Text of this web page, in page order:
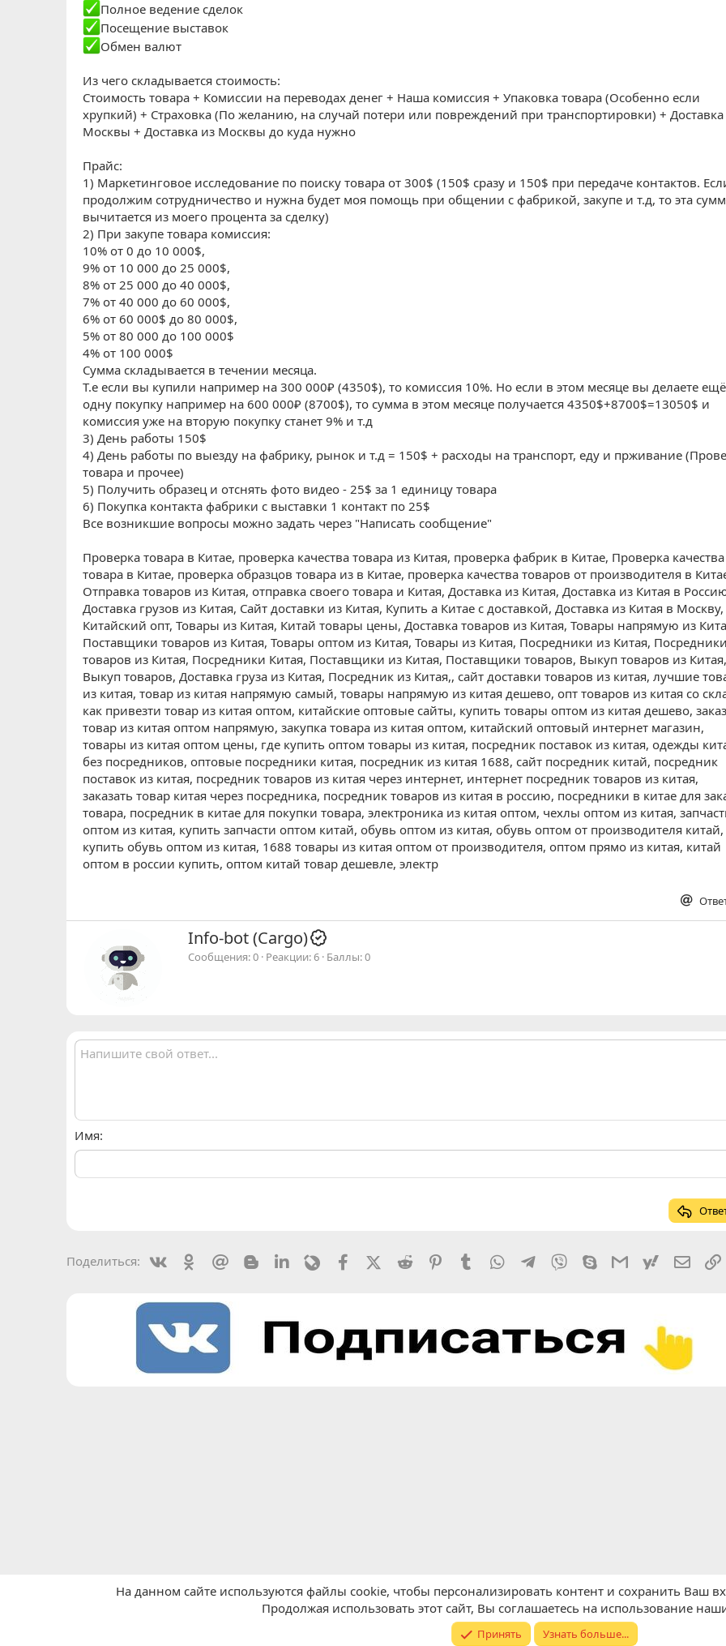
Полное ведение сделок
Посещение выставок
Обмен валют
Из чего складывается стоимость:
Стоимость товара + Комиссии на переводах денег + Наша комиссия + Упаковка товара (Особенно если
хрупкий) + Страховка (По желанию, на случай потери или повреждений при транспортировки) +
Москвы + Доставка из Москвы до куда нужно
Прайс:
1) Маркетинговое исследование по поиску товара от 300$ (150$ сразу и 150$ при передаче контактов.
продолжим сотрудничество и нужна будет моя помощь при общении с фабрикой, закупе и т.д, то эта
вычитается из моего процента за сделку)
2) При закупе товара комиссия:
10% от 0 до 10 000$,
9% от 10 000 до 25 000$,
8% от 25 000 до 40 000$,
7% от 40 000 до 60 000$,
6% от 60 000$ до 80 000$,
5% от 80 000 до 100 000$
4% от 100 000$
Сумма складывается в течении месяца.
Т.е если вы купили например на 300 000₽ (4350$), то комиссия 10%. Но если в этом месяце вы делаете ещё
одну покупку например на 600 000₽ (8700$), то сумма в этом месяце получается 4350$+8700$=13050$ и
комиссия уже на вторую покупку станет 9% и т.д
3) День работы 150$
4) День работы по выезду на фабрику, рынок и т.д = 150$ + расходы на транспорт, еду и прживание
товара и прочее)
5) Получить образец и отснять фото видео - 25$ за 1 единицу товара
6) Покупка контакта фабрики с выставки 1 контакт по 25$
Все возникшие вопросы можно задать через "Написать сообщение"
Проверка товара в Китае, проверка качества товара из Китая, проверка фабрик в Китае, Проверка качества
товара в Китае, проверка образцов товара из в Китае, проверка качества товаров от производителя в
Отправка товаров из Китая, отправка своего товара и Китая, Доставка из Китая, Доставка из Китая в
Доставка грузов из Китая, Сайт доставки из Китая, Купить а Китае с доставкой, Доставка из Китая в Москву,
Китайский опт, Товары из Китая, Китай товары цены, Доставка товаров из Китая, Товары напрямую из
Поставщики товаров из Китая, Товары оптом из Китая, Товары из Китая, Посредники из Китая, Посредники
товаров из Китая, Посредники Китая, Поставщики из Китая, Поставщики товаров, Выкуп товаров из Китая,
Выкуп товаров, Доставка груза из Китая, Посредник из Китая,, сайт доставки товаров из китая, лучшие
из китая, товар из китая напрямую самый, товары напрямую из китая дешево, опт товаров из китая со
как привезти товар из китая оптом, китайские оптовые сайты, купить товары оптом из китая дешево,
товар из китая оптом напрямую, закупка товара из китая оптом, китайский оптовый интернет магазин,
товары из китая оптом цены, где купить оптом товары из китая, посредник поставок из китая, одежды
без посредников, оптовые посредники китая, посредник из китая 1688, сайт посредник китай, посредник
поставок из китая, посредник товаров из китая через интернет, интернет посредник товаров из китая,
заказать товар китая через посредника, посредник товаров из китая в россию, посредники в китае для
товара, посредник в китае для покупки товара, электроника из китая оптом, чехлы оптом из китая,
оптом из китая, купить запчасти оптом китай, обувь оптом из китая, обувь оптом от производителя китай,
купить обувь оптом из китая, 1688 товары из китая оптом от производителя, оптом прямо из китая, китай
оптом в россии купить, оптом китай товар дешевле, электр
А
в
т
Info-bot (Cargo)
Сообщения 0 Реакции 6 Баллы 0
Имя
Поделиться: VkontakteOdnoklassniki
Mail.ru BloggerLinkedinLivejournalFacebookX (Twitter)
Reddit PinterestTumblr WhatsAppTelegram
Viber SkypeGmailyahoomail
На данном сайте используются файлы cookie, чтобы персонализировать контент и сохранить Ваш
Продолжая использовать этот сайт, Вы соглашаетесь на использование
Принять Узнать больше...